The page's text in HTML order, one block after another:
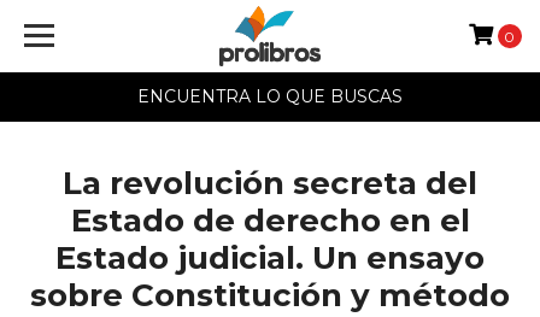
ENCUENTRA LO QUE BUSCAS
0
La revolución secreta del
Estado de derecho en el
Estado judicial. Un ensayo
sobre Constitución y método